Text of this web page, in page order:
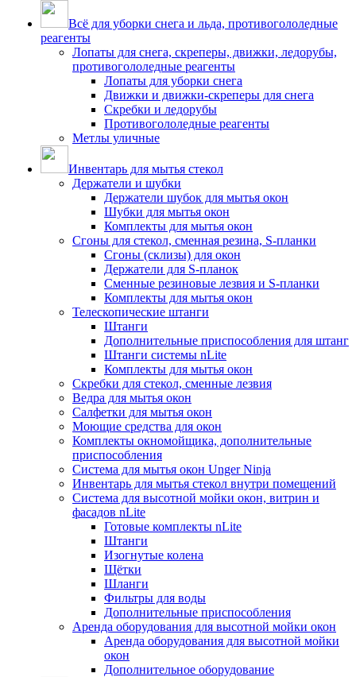
Всё для уборки снега и льда, противогололедные
реагенты
Лопаты для снега, скреперы, движки, ледорубы,
противогололедные реагенты
Лопаты для уборки снега
Движки и движки-скреперы для снега
Скребки и ледорубы
Противогололедные реагенты
Метлы уличные
Инвентарь для мытья стекол
Держатели и шубки
Держатели шубок для мытья окон
Шубки для мытья окон
Комплекты для мытья окон
Сгоны для стекол, сменная резина, S-планки
Сгоны (склизы) для окон
Держатели для S-планок
Сменные резиновые лезвия и S-планки
Комплекты для мытья окон
Телескопические штанги
Штанги
Дополнительные приспособления для штанг
Штанги системы nLite
Комплекты для мытья окон
Скребки для стекол, сменные лезвия
Ведра для мытья окон
Салфетки для мытья окон
Моющие средства для окон
Комплекты окномойщика, дополнительные
приспособления
Система для мытья окон Unger Ninja
Инвентарь для мытья стекол внутри помещений
Система для высотной мойки окон, витрин и
фасадов nLite
Готовые комплекты nLite
Штанги
Изогнутые колена
Щётки
Шланги
Фильтры для воды
Дополнительные приспособления
Аренда оборудования для высотной мойки окон
Аренда оборудования для высотной мойки
окон
Дополнительное оборудование